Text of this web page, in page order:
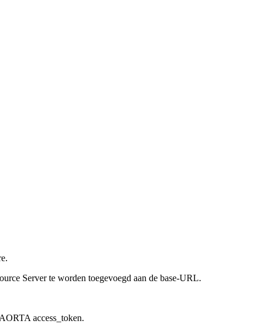
Server te worden toegevoegd aan de base-URL.
access_token.